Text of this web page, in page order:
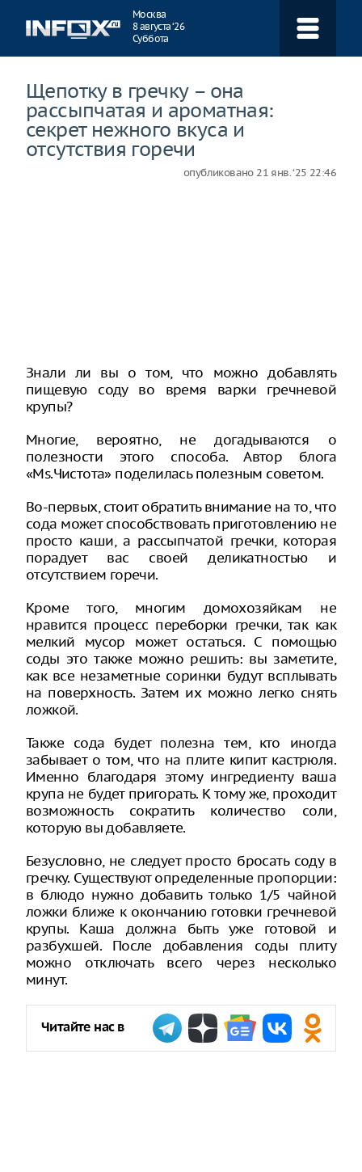
Москва
8 августа ‘26
Суббота
Щепотку в гречку – она
рассыпчатая и ароматная:
секрет нежного вкуса и
отсутствия горечи
опубликовано 21 янв. ‘25 22:46
Знали ли вы о том, что можно добавлять
пищевую соду во время варки гречневой
крупы?
Многие, вероятно, не догадываются о
полезности этого способа. Автор блога
«Ms.Чистота» поделилась полезным советом.
Во-первых, стоит обратить внимание на то, что
сода может способствовать приготовлению не
просто каши, а рассыпчатой гречки, которая
порадует вас своей деликатностью и
отсутствием горечи.
Кроме того, многим домохозяйкам не
нравится процесс переборки гречки, так как
мелкий мусор может остаться. С помощью
соды это также можно решить: вы заметите,
как все незаметные соринки будут всплывать
на поверхность. Затем их можно легко снять
ложкой.
Также сода будет полезна тем, кто иногда
забывает о том, что на плите кипит кастрюля.
Именно благодаря этому ингредиенту ваша
крупа не будет пригорать. К тому же, проходит
возможность сократить количество соли,
которую вы добавляете.
Безусловно, не следует просто бросать соду в
гречку. Существуют определенные пропорции:
в блюдо нужно добавить только 1/5 чайной
ложки ближе к окончанию готовки гречневой
крупы. Каша должна быть уже готовой и
разбухшей. После добавления соды плиту
можно отключать всего через несколько
минут.
Читайте нас в